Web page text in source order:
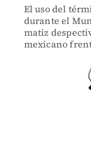
El uso del
durante el
matiz
mexicano